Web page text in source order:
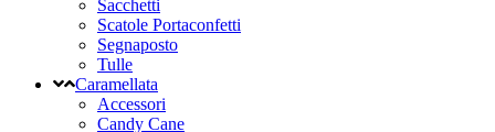
Sacchetti
Scatole Portaconfetti
Segnaposto
Tulle
Caramellata
Accessori
Candy Cane